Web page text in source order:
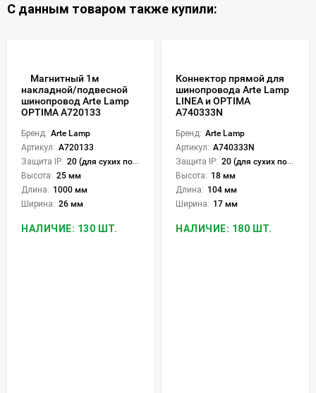
С данным товаром также купили:
Магнитный 1м
накладной/подвесной
шинопровод Arte Lamp
OPTIMA A720133
Бренд: Arte Lamp
Артикул: A720133
Защита IP: 20 (для сухих пом.)
Высота: 25 мм
Длина: 1000 мм
Ширина: 26 мм
НАЛИЧИЕ: 130 ШТ.
Коннектор прямой для
шинопровода Arte Lamp
LINEA и OPTIMA
A740333N
Бренд: Arte Lamp
Артикул: A740333N
Защита IP: 20 (для сухих пом.)
Высота: 18 мм
Длина: 104 мм
Ширина: 17 мм
НАЛИЧИЕ: 180 ШТ.